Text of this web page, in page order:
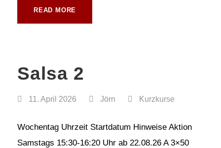
READ MORE
Salsa 2
11. April 2026 Jörn Kurzkurse
Wochentag Uhrzeit Startdatum Hinweise Aktion
Samstags 15:30-16:20 Uhr ab 22.08.26 A 3×50